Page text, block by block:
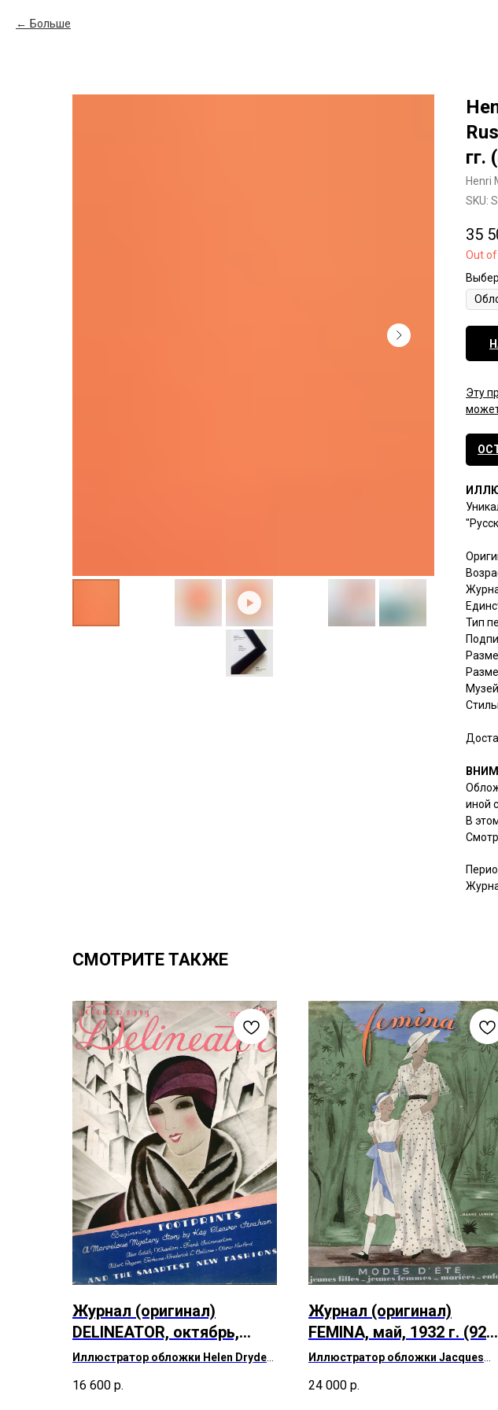
Больше
гг.
Henri
SKU:
35
Out
Эту
Тип
иной
В
СМОТРИТЕ ТАКЖЕ
Журнал (оригинал)
DELINEATOR, октябрь,
1928 г. (96 лет)
Иллюстратор обложки Helen Dryden
упаковку.
16 600 р.
Журнал (оригинал)
FEMINA, май, 1932 г. (92
года)
Иллюстратор обложки Jacques
Стильный комплект для мама и
24 000 р.